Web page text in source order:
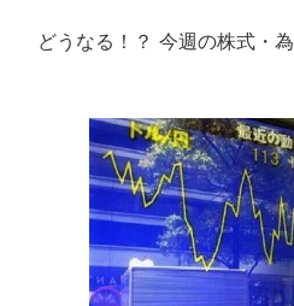
どうなる！？ 今週の株式・為